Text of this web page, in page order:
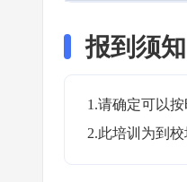
报到须知
1.请确定可以
2.此培训为到